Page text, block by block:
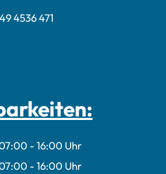
4536 471
- 16:00 Uhr
Von 07:00 bis 16:00 Uhr
- 16:00 Uhr